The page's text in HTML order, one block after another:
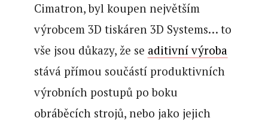
Cimatron, byl koupen největším
výrobcem 3D tiskáren 3D Systems… to
vše jsou důkazy, že se aditivní výroba
stává přímou součástí produktivních
výrobních postupů po boku
obráběcích strojů, nebo jako jejich